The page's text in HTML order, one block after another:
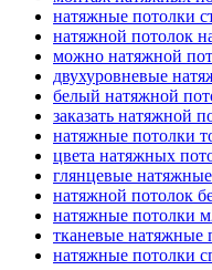
натяжные потолки
натяжной потолок
можно натяжной
двухуровневые
белый натяжной
заказать натяжной
натяжные потолки
цвета натяжных
глянцевые
натяжной потолок
натяжные потолки
тканевые натяжные
натяжные потолки